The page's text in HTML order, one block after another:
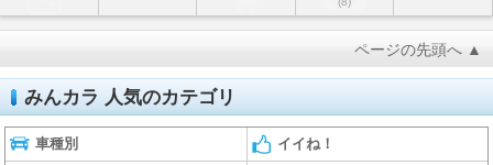
ページの先頭へ ▲
みんカラ 人気のカテゴリ
車種別 イイね！